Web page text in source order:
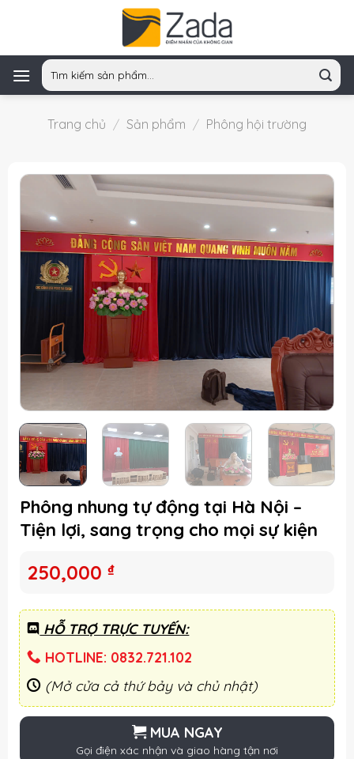
Tìm
kiếm:
Trang chủ / Sản phẩm / Phông hội trường
Phông nhung tự động tại Hà Nội –
Tiện lợi, sang trọng cho mọi sự kiện
250,000 ₫
HỖ TRỢ TRỰC TUYẾN:
HOTLINE: 0832.721.102
(Mở cửa cả thứ bảy và chủ nhật)
MUA NGAY
Gọi điện xác nhận và giao hàng tận nơi